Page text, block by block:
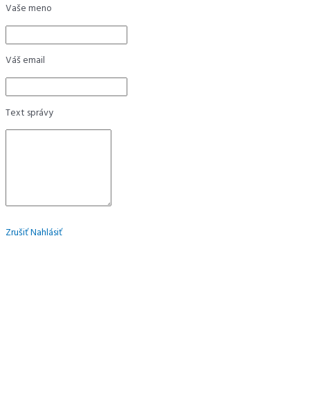
Vaše meno
Váš email
Text správy
ZrušiťNahlásiť